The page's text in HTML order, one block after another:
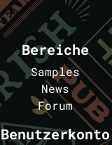
Bereiche
Samples
News
Forum
Benutzerkonto